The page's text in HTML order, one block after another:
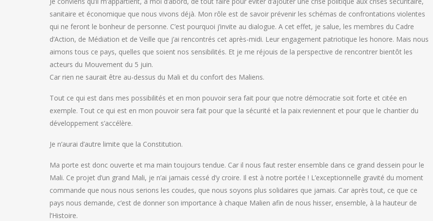
sanitaire et économique que nous vivons déjà. Mon rôle est de savoir prévenir les schémas de confrontations violentes
qui ne feront le bonheur de personne. C’est pourquoi j’invite au dialogue. A cet effet, je salue, les membres du Cadre
d’Action, de Médiation et de Veille que j’ai rencontrés cet après-midi. Leur engagement patriotique les honore. Mais nous
aimons tous ce pays, quelles que soient nos sensibilités. Et je me réjouis de la perspective de rencontrer bientôt les
acteurs du Mouvement du 5 juin.
Car rien ne saurait être au-dessus du Mali et du confort des Maliens.
Tout ce qui est dans mes possibilités et en mon pouvoir sera fait pour que notre démocratie soit forte et citée en
exemple. Tout ce qui est en mon pouvoir sera fait pour que la sécurité et la paix reviennent et pour que le chantier du
développement s’accélère.
Je n’aurai d’autre limite que la Constitution.
Ma porte est donc ouverte et ma main toujours tendue. Car il nous faut rester ensemble dans ce grand dessein pour le
Mali. Ce projet d’un grand Mali, je n’ai jamais cessé d’y croire. Il est à notre portée ! L’exceptionnelle gravité du moment
commande que nous nous serions les coudes, que nous soyons plus solidaires que jamais. Car après tout, ce que ce
pays nous demande, c’est de donner son importance à chaque Malien afin de nous hisser, ensemble, à la hauteur de
l’Histoire.